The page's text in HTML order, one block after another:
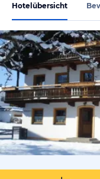
Hotelübersicht